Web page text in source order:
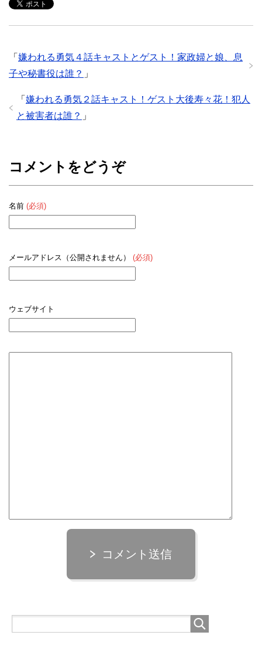
予約と発売日は
「 嫌われる勇気４話キャストとゲスト！家政婦と娘、息
子や秘書役は誰？ 」
「 嫌われる勇気２話キャスト！ゲスト大後寿々花！犯人
と被害者は誰？ 」
コメントをどうぞ
名前 (必須)
メールアドレス（公開されません） (必須)
ウェブサイト
コメント送信